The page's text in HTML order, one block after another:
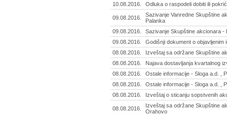
10.08.2016.
Odluka o raspodeli dobiti ili
09.08.2016.
Sazivanje Vanredne Skupštine
Palanka
09.08.2016.
Sazivanje Skupštine akcionara -
09.08.2016.
Godišnji dokument o
08.08.2016.
Izveštaj sa održane Skupštine
08.08.2016.
Najava dostavljanja kvartalnog
08.08.2016.
Ostale informacije - Sloga a.d. ,
08.08.2016.
Ostale informacije - Sloga a.d. ,
08.08.2016.
Izveštaj o sticanju sopstvenih
08.08.2016.
Izveštaj sa održane Skupštine
Orahovo